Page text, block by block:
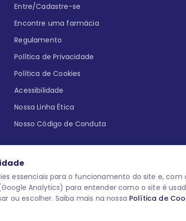
essenciais para o funcionamento do site e, com
Analytics) para entender como o site é
ou escolher. Saiba mais na nossa Política de
Entre/Cadastre-se
Encontre uma farmácia
Regulamento
Política de Privacidade
Política de Cookies
Acessibilidade
Nossa Linha Ética
Nosso Código de Conduta
aqui uma reação adversa com
para o público leigo e para os
medicamentos. M-AS ONE-
O laboratório Servier
descredenciar do
você pode fazê-lo a